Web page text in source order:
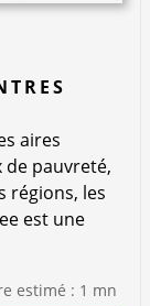
aires
de pauvreté,
régions, les
est une
estimé : 1 mn